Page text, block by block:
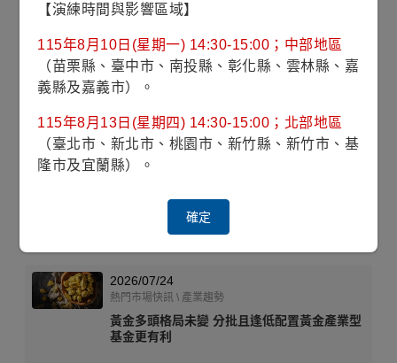
2026/07/28
經理人評論 \ 最新經理人評論
2026年第三季創新洞察：六項創新技術
2026/07/27
氣候變遷與AI：從電力需求到生產力提升
2026/07/24
熱門市場快訊 \ 產業趨勢
黃金多頭格局未變 分批且逢低配置黃金產業型
基金更有利
【演練時間與影響區域】
115年8月10日(星期一) 14:30-15:00；中部地區
（苗栗縣、臺中市、南投縣、彰化縣、雲林縣、嘉
義縣及嘉義市）。
115年8月13日(星期四) 14:30-15:00；北部地區
（臺北市、新北市、桃園市、新竹縣、新竹市、基
隆市及宜蘭縣）。
確定